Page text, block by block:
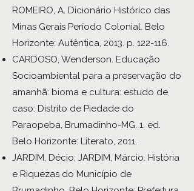
ROMEIRO, A. Dicionário Histórico das
Minas Gerais Período Colonial. Belo
Horizonte: Autêntica, 2013. p. 122-116.
CARDOSO, Wenderson. Educação
Socioambiental para a preservação do
amanhã: bioma e cultura: estudo de
caso: Distrito de Piedade do
Paraopeba, Brumadinho-MG. 1. ed.
Belo Horizonte: Literato, 2011.
JARDIM, Décio; JARDIM, Márcio. História
e Riquezas do Município de